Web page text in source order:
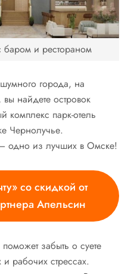
баром и рестораном
города, на
вы найдете островок
комплекс парк-отель
Чернолучье.
одно из лучших в Омске!
со скидкой от
Апельсин
поможет забыть о суете
рабочих стрессах.